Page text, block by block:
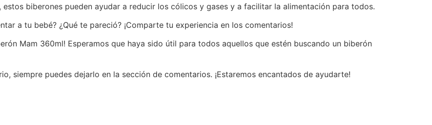
biberones pueden ayudar a reducir los cólicos y gases y a facilitar la alimentación para todos.
a tu bebé? ¿Qué te pareció? ¡Comparte tu experiencia en los comentarios!
Mam 360ml! Esperamos que haya sido útil para todos aquellos que estén buscando un biberón
siempre puedes dejarlo en la sección de comentarios. ¡Estaremos encantados de ayudarte!